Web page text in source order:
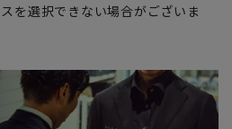
を選択できない場合がございま